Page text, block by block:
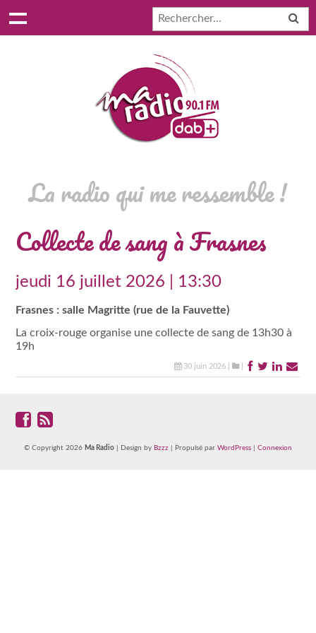
La radio qui me ressemble !
Collecte de sang à Frasnes
jeudi 16 juillet 2026 | 13:30
Frasnes : salle Magritte (rue de la Fauvette)
La croix-rouge organise une collecte de sang de 13h30 à
19h
30 juin 2026 |
© Copyright 2026 Ma Radio | Design by Bzzz | Propulsé par WordPress Connexion